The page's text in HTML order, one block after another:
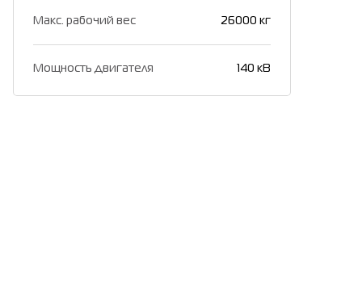
Макс. рабочий вес 26000 кг
Мощность двигателя 140 кВ